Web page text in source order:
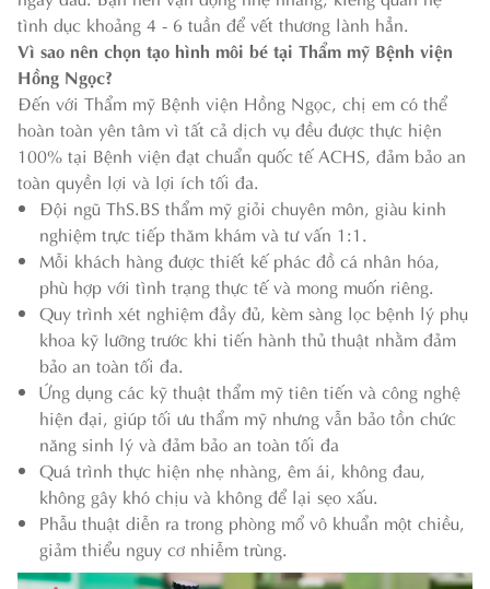
tình dục khoảng 4 - 6 tuần để vết thương lành hẳn.
Vì sao nên chọn tạo hình môi bé tại Thẩm mỹ Bệnh viện
Hồng Ngọc?
Đến với Thẩm mỹ Bệnh viện Hồng Ngọc, chị em có thể
hoàn toàn yên tâm vì tất cả dịch vụ đều được thực hiện
100% tại Bệnh viện đạt chuẩn quốc tế ACHS, đảm bảo an
toàn quyền lợi và lợi ích tối đa.
Đội ngũ ThS.BS thẩm mỹ giỏi chuyên môn, giàu kinh
nghiệm trực tiếp thăm khám và tư vấn 1:1.
Mỗi khách hàng được thiết kế phác đồ cá nhân hóa,
phù hợp với tình trạng thực tế và mong muốn riêng.
Quy trình xét nghiệm đầy đủ, kèm sàng lọc bệnh lý phụ
khoa kỹ lưỡng trước khi tiến hành thủ thuật nhằm đảm
bảo an toàn tối đa.
Ứng dụng các kỹ thuật thẩm mỹ tiên tiến và công nghệ
hiện đại, giúp tối ưu thẩm mỹ nhưng vẫn bảo tồn chức
năng sinh lý và đảm bảo an toàn tối đa
Quá trình thực hiện nhẹ nhàng, êm ái, không đau,
không gây khó chịu và không để lại sẹo xấu.
Phẫu thuật diễn ra trong phòng mổ vô khuẩn một chiều,
giảm thiểu nguy cơ nhiễm trùng.